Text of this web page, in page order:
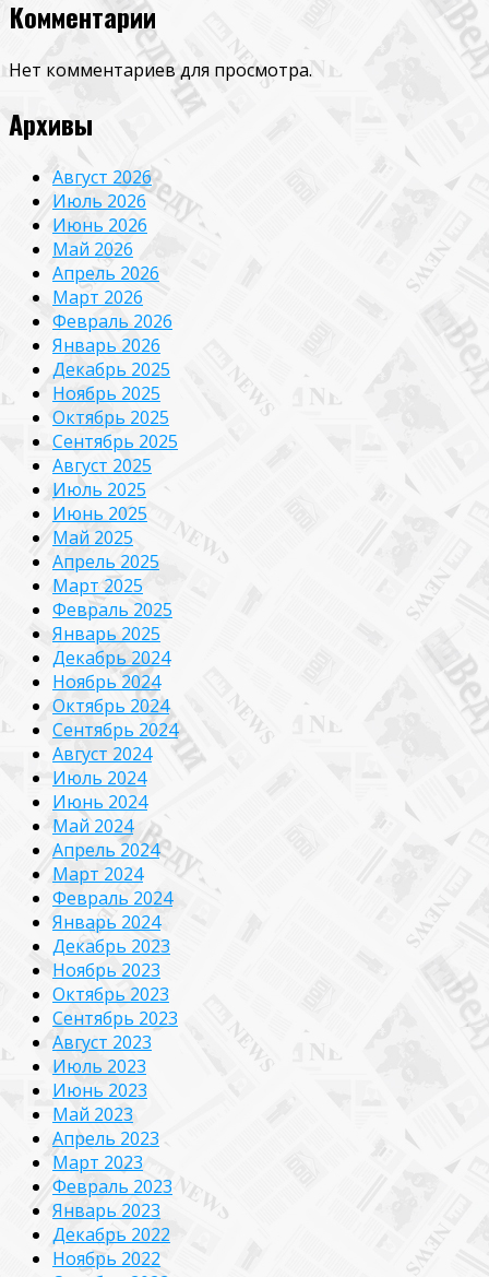
Комментарии
Нет комментариев для просмотра.
Архивы
Август 2026
Июль 2026
Июнь 2026
Май 2026
Апрель 2026
Март 2026
Февраль 2026
Январь 2026
Декабрь 2025
Ноябрь 2025
Октябрь 2025
Сентябрь 2025
Август 2025
Июль 2025
Июнь 2025
Май 2025
Апрель 2025
Март 2025
Февраль 2025
Январь 2025
Декабрь 2024
Ноябрь 2024
Октябрь 2024
Сентябрь 2024
Август 2024
Июль 2024
Июнь 2024
Май 2024
Апрель 2024
Март 2024
Февраль 2024
Январь 2024
Декабрь 2023
Ноябрь 2023
Октябрь 2023
Сентябрь 2023
Август 2023
Июль 2023
Июнь 2023
Май 2023
Апрель 2023
Март 2023
Февраль 2023
Январь 2023
Декабрь 2022
Ноябрь 2022